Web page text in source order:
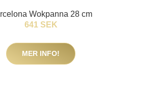
Wokpanna 28 cm
641 SEK
MER INFO!